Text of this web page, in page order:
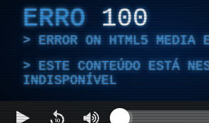
ERRO 100
ERROR ON HTML5 MEDIA
ESTE CONTEÚDO ESTÁ
INDISPONÍVEL